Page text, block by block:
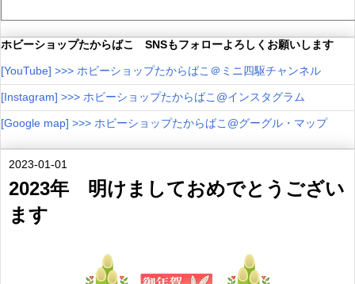
ホビーショップたからばこ SNSもフォローよろしくお願いします
[YouTube] >>> ホビーショップたからばこ＠ミニ四駆チャンネル
[Instagram] >>> ホビーショップたからばこ@インスタグラム
[Google map] >>> ホビーショップたからばこ@グーグル・マップ
2023-01-01
2023年 明けましておめでとうござい
ます